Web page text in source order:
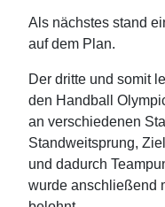
Als nächstes stand
auf dem Plan.
Der dritte und somit
den Handball
an verschiedenen
Standweitsprung,
und dadurch
wurde anschließend